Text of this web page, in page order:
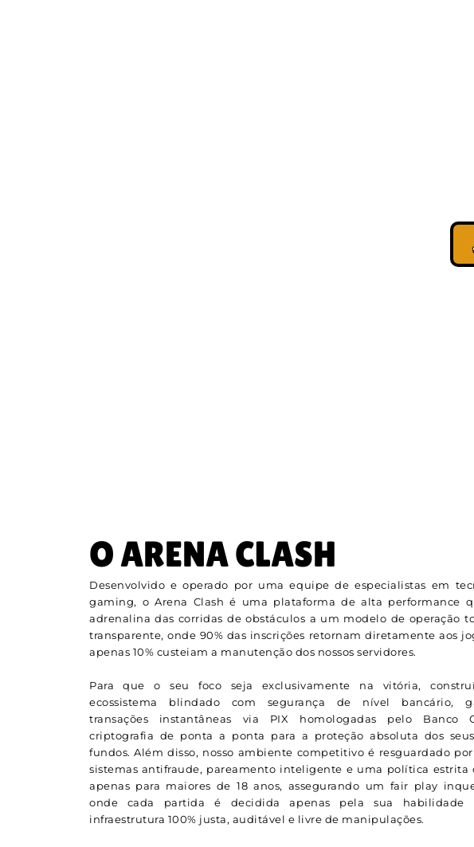
O ARENA CLASH
Desenvolvido e operado por uma equipe de especialistas em
gaming, o Arena Clash é uma plataforma de alta performance
adrenalina das corridas de obstáculos a um modelo de operação
transparente, onde 90% das inscrições retornam diretamente aos
apenas 10% custeiam a manutenção dos nossos servidores.
Para que o seu foco seja exclusivamente na vitória,
ecossistema blindado com segurança de nível bancário,
transações instantâneas via PIX homologadas pelo Banco
criptografia de ponta a ponta para a proteção absoluta dos
fundos. Além disso, nosso ambiente competitivo é resguardado
sistemas antifraude, pareamento inteligente e uma política estrita
apenas para maiores de 18 anos, assegurando um fair play
onde cada partida é decidida apenas pela sua habilidade
infraestrutura 100% justa, auditável e livre de manipulações.